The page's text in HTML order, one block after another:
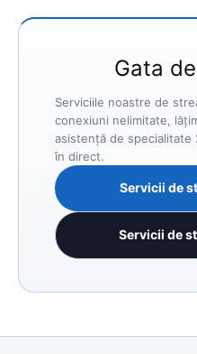
Gata
Serviciile noastre de
conexiuni nelimitate,
asistență de specialitate
în direct.
Servicii de
Servicii de